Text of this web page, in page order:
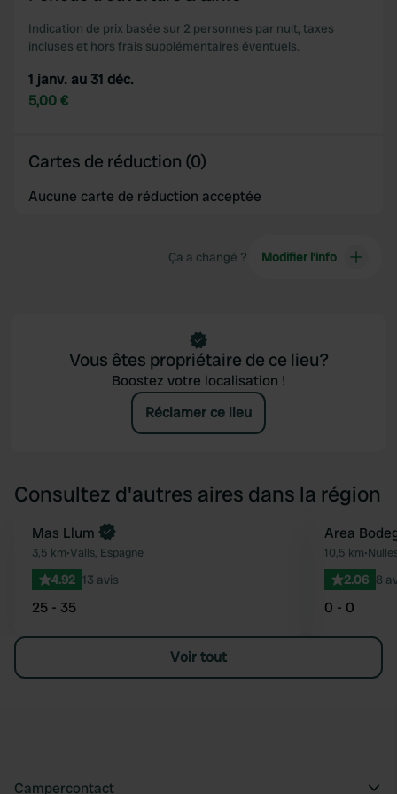
Indication de prix basée sur 2 personnes par nuit, taxes
incluses et hors frais supplémentaires éventuels.
1 janv. au 31 déc.
5,00 €
Cartes de réduction (0)
Aucune carte de réduction acceptée
Ça a changé ? Modifier l’info
Vous êtes propriétaire de ce lieu?
Boostez votre localisation !
Réclamer ce lieu
Consultez d'autres aires dans la région
Préféré
Mas Llum
3,5 km•Valls, Espagne
4.92 13 avis
25 - 35
Area
10,5 km•
2.06 8
0 - 0
Voir tout
Campercontact